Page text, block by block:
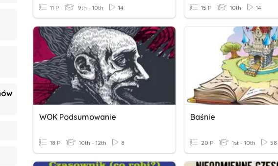
11 P 9th - 10th 14 15 P 10th 14
WOK Podsumowanie
18 P 10th - 12th 8
Baśnie
20 P 1st - 10th 58